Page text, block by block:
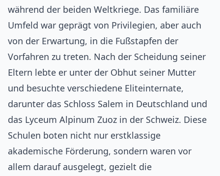
während der beiden Weltkriege. Das familiäre
Umfeld war geprägt von Privilegien, aber auch
von der Erwartung, in die Fußstapfen der
Vorfahren zu treten. Nach der Scheidung seiner
Eltern lebte er unter der Obhut seiner Mutter
und besuchte verschiedene Eliteinternate,
darunter das Schloss Salem in Deutschland und
das Lyceum Alpinum Zuoz in der Schweiz. Diese
Schulen boten nicht nur erstklassige
akademische Förderung, sondern waren vor
allem darauf ausgelegt, gezielt die